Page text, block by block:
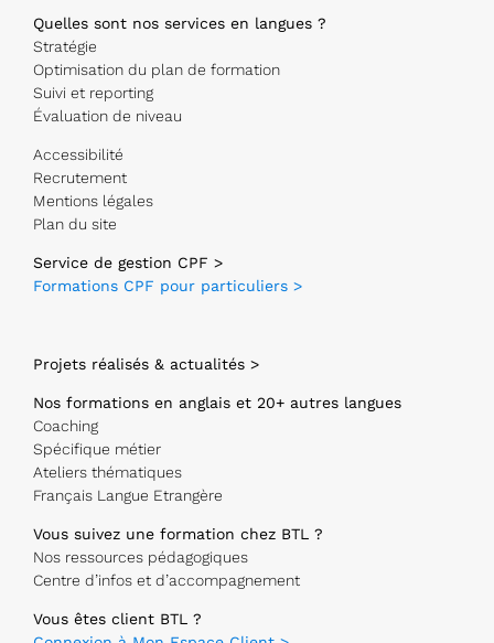
Quelles sont nos services en langues ?
Stratégie
Optimisation du plan de formation
Suivi et reporting
Évaluation de niveau
Accessibilité
Recrutement
Mentions légales
Plan du site
Service de gestion CPF >
Formations CPF pour particuliers >
Projets réalisés & actualités >
Nos formations en anglais et 20+ autres langues
Coaching
Spécifique métier
Ateliers thématiques
Français Langue Etrangère
Vous suivez une formation chez BTL ?
Nos ressources pédagogiques
Centre d’infos et d’accompagnement
Vous êtes client BTL ?